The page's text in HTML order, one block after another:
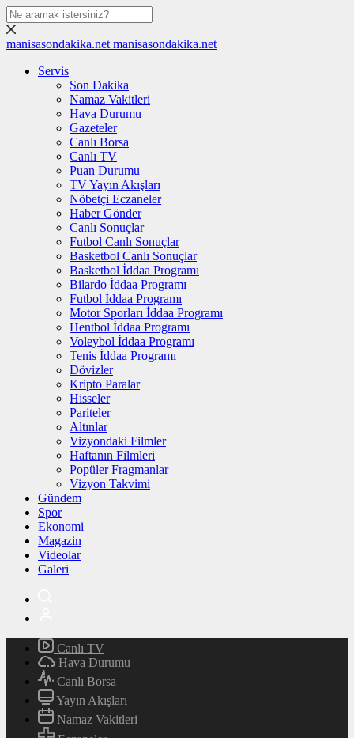
manisasondakika.net manisasondakika.net
Servis
Son Dakika
Namaz Vakitleri
Hava Durumu
Gazeteler
Canlı Borsa
Canlı TV
Puan Durumu
TV Yayın Akışları
Nöbetçi Eczaneler
Haber Gönder
Canlı Sonuçlar
Futbol Canlı Sonuçlar
Basketbol Canlı Sonuçlar
Basketbol İddaa Programı
Bilardo İddaa Programı
Futbol İddaa Programı
Motor Sporları İddaa Programı
Hentbol İddaa Programı
Voleybol İddaa Programı
Tenis İddaa Programı
Dövizler
Kripto Paralar
Hisseler
Pariteler
Altınlar
Vizyondaki Filmler
Haftanın Filmleri
Popüler Fragmanlar
Vizyon Takvimi
Gündem
Spor
Ekonomi
Magazin
Videolar
Galeri
Canlı TV
Hava Durumu
Canlı Borsa
Yayın Akışları
Namaz Vakitleri